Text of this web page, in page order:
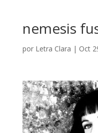
nemesis
por Letra Clara | Oct